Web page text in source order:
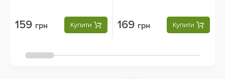
159 грн Купити 169 грн Купити